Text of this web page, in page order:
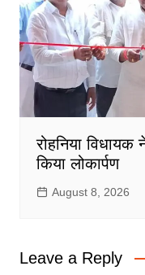
रोहनिया विधायक
किया लोकार्पण
August 8, 2026
Leave a Reply